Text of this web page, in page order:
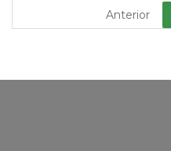
Anterior